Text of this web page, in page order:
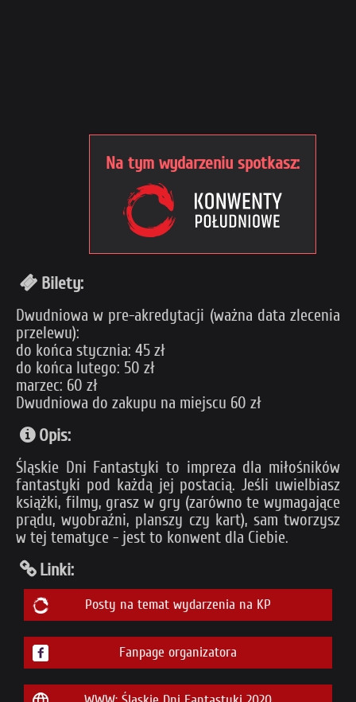
Na tym wydarzeniu spotkasz:
Bilety:
Dwudniowa w pre-akredytacji (ważna data zlecenia
przelewu):
do końca stycznia: 45 zł
do końca lutego: 50 zł
marzec: 60 zł
Dwudniowa do zakupu na miejscu 60 zł
Opis:
Śląskie Dni Fantastyki to impreza dla miłośników
fantastyki pod każdą jej postacią. Jeśli uwielbiasz
książki, filmy, grasz w gry (zarówno te wymagające
prądu, wyobraźni, planszy czy kart), sam tworzysz
w tej tematyce - jest to konwent dla Ciebie.
Linki:
Posty na temat wydarzenia na KP
Fanpage organizatora